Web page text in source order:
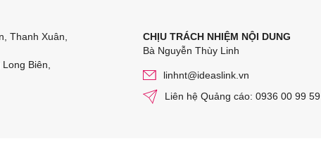
Thanh Xuân,
Biên,
CHỊU TRÁCH NHIỆM NỘI DUNG
Bà Nguyễn Thùy Linh
linhnt@ideaslink.vn
Liên hệ Quảng cáo: 0936 00 99 59